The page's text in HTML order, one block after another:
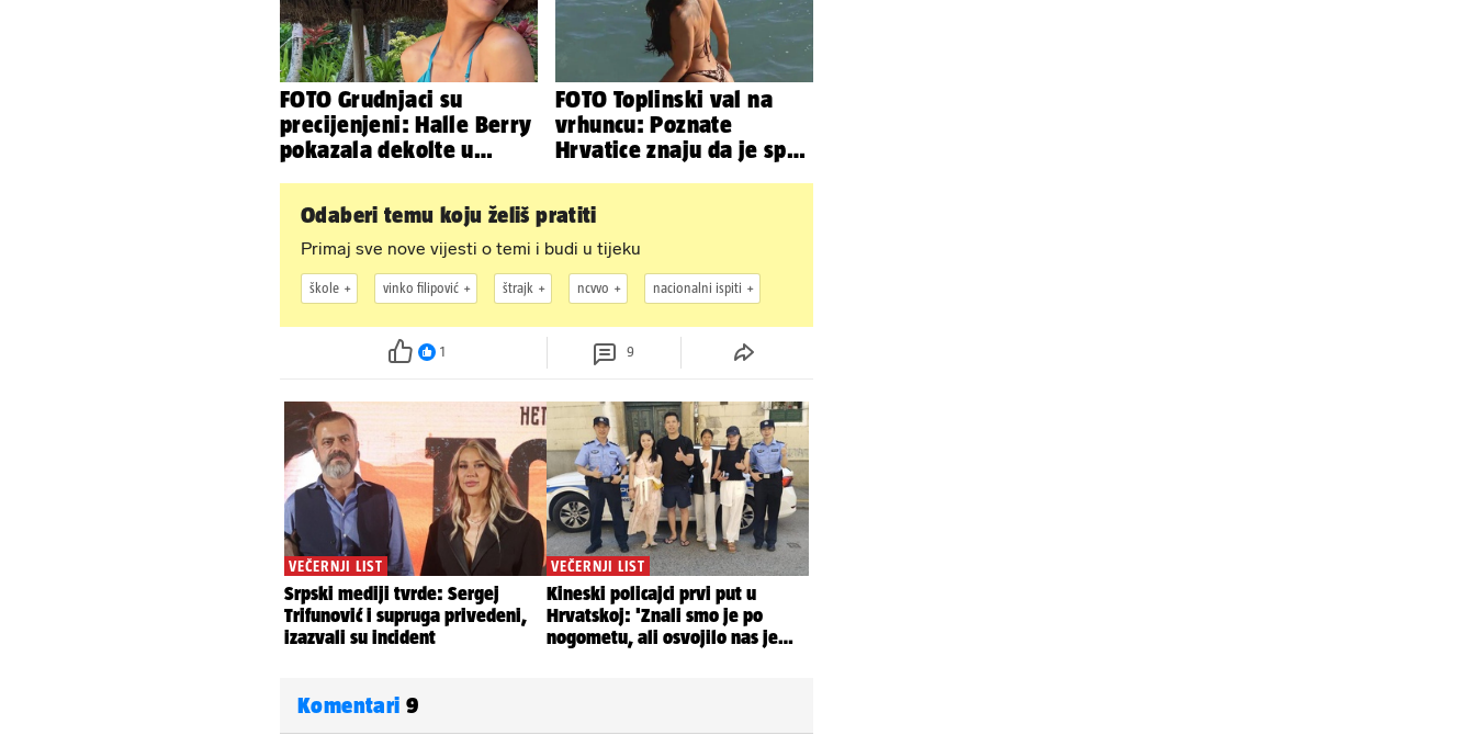
FOTO Grudnjaci su
precijenjeni: Halle Berry
pokazala dekolte u
FOTO Toplinski val na
vrhuncu: Poznate
Hrvatice znaju da je spas
Odaberi temu koju želiš pratiti
Primaj sve nove vijesti o temi i budi u tijeku
škole vinko filipović štrajk ncvvo nacionalni ispiti
1 9
Komentari 9